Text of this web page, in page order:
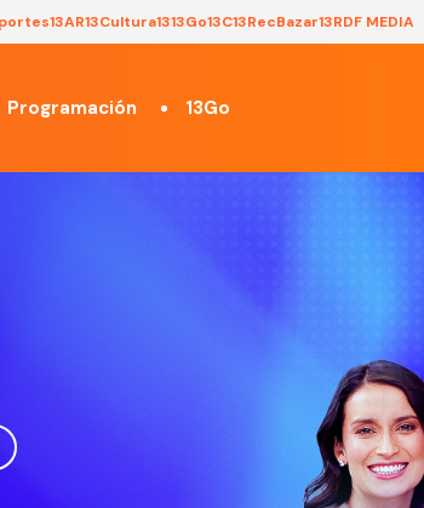
AR13Cultura1313Go13C13RecBazar13RDF MEDIA
Programación 13Go